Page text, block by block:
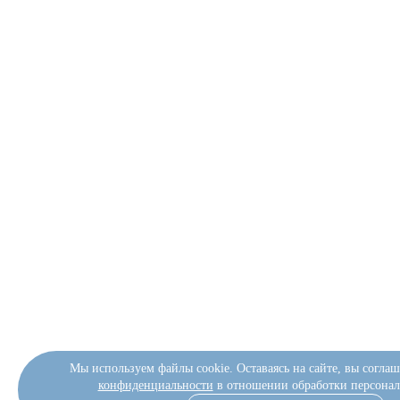
Мы используем файлы cookie. Оставаясь на сайте, вы
конфиденциальности в отношении обработки